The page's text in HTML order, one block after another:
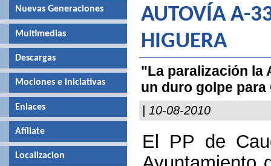
AUTOVÍA A-
HIGUERA
"La paralización la
un duro golpe
| 10-08-2010
El PP de
Nuevas Generaciones
Multimedias
Descargas
Mociones e iniciativas
Enlaces
Afíliate
Localizacion